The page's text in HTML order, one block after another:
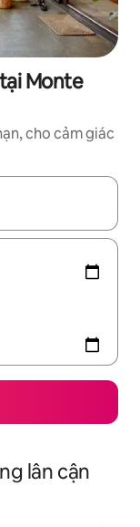
Monte
cho cảm giác
mũi tên lên và
lân cận